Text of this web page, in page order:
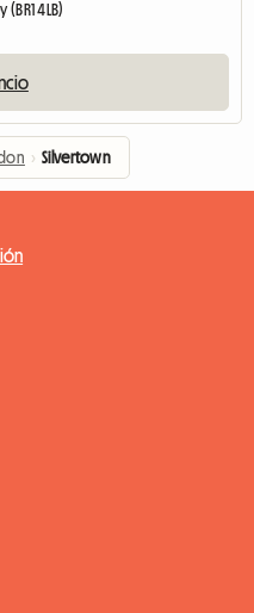
4LB)
› Silvertown